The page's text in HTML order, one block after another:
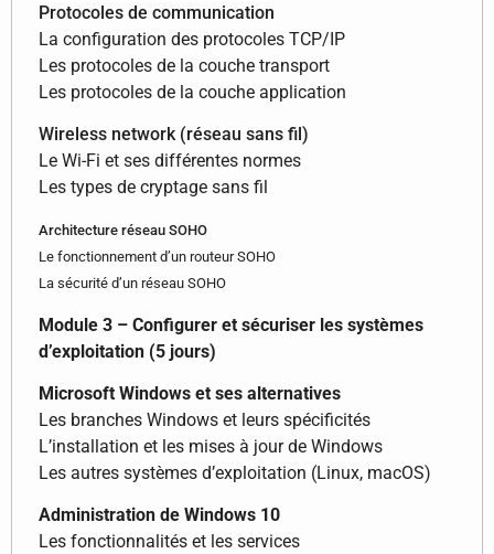
Protocoles de communication
La configuration des protocoles TCP/IP
Les protocoles de la couche transport
Les protocoles de la couche application
Wireless network (réseau sans fil)
Le Wi-Fi et ses différentes normes
Les types de cryptage sans fil
Architecture réseau SOHO
Le fonctionnement d’un routeur SOHO
La sécurité d’un réseau SOHO
Module 3 – Configurer et sécuriser les systèmes
d’exploitation (5 jours)
Microsoft Windows et ses alternatives
Les branches Windows et leurs spécificités
L’installation et les mises à jour de Windows
Les autres systèmes d’exploitation (Linux, macOS)
Administration de Windows 10
Les fonctionnalités et les services